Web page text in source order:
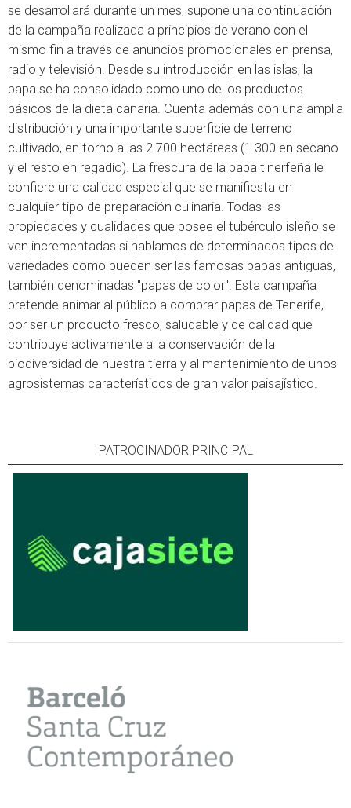
se desarrollará durante un mes, supone una continuación
de la campaña realizada a principios de verano con el
mismo fin a través de anuncios promocionales en prensa,
radio y televisión. Desde su introducción en las islas, la
papa se ha consolidado como uno de los productos
básicos de la dieta canaria. Cuenta además con una amplia
distribución y una importante superficie de terreno
cultivado, en torno a las 2.700 hectáreas (1.300 en secano
y el resto en regadío). La frescura de la papa tinerfeña le
confiere una calidad especial que se manifiesta en
cualquier tipo de preparación culinaria. Todas las
propiedades y cualidades que posee el tubérculo isleño se
ven incrementadas si hablamos de determinados tipos de
variedades como pueden ser las famosas papas antiguas,
también denominadas "papas de color". Esta campaña
pretende animar al público a comprar papas de Tenerife,
por ser un producto fresco, saludable y de calidad que
contribuye activamente a la conservación de la
biodiversidad de nuestra tierra y al mantenimiento de unos
agrosistemas característicos de gran valor paisajístico.
PATROCINADOR PRINCIPAL